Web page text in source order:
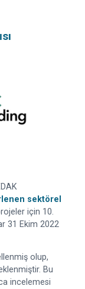
sektörel
için 10.
31 Ekim 2022
olup,
Bu
incelemesi